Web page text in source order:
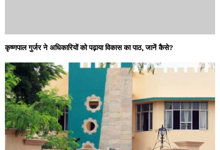
कृष्णपाल गुर्जर ने अधिकारियों को पढ़ाया विकास का पाठ, जानें कैसे?